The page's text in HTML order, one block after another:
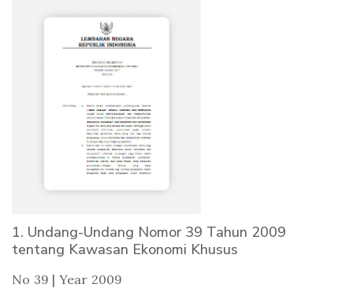
1. Undang-Undang Nomor 39 Tahun 2009
tentang Kawasan Ekonomi Khusus
No 39 | Year 2009